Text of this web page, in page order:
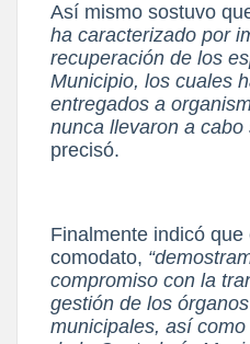
Así mismo sostuvo
ha caracterizado por
recuperación de los
Municipio, los cuales
entregados a
nunca llevaron a cabo
precisó.
Finalmente indicó
comodato,
compromiso con la
gestión de los
municipales, así